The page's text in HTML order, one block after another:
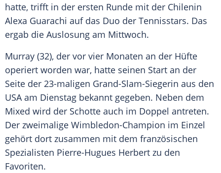
hatte, trifft in der ersten Runde mit der Chilenin
Alexa Guarachi auf das Duo der Tennisstars. Das
ergab die Auslosung am Mittwoch.
Murray (32), der vor vier Monaten an der Hüfte
operiert worden war, hatte seinen Start an der
Seite der 23-maligen Grand-Slam-Siegerin aus den
USA am Dienstag bekannt gegeben. Neben dem
Mixed wird der Schotte auch im Doppel antreten.
Der zweimalige Wimbledon-Champion im Einzel
gehört dort zusammen mit dem französischen
Spezialisten Pierre-Hugues Herbert zu den
Favoriten.